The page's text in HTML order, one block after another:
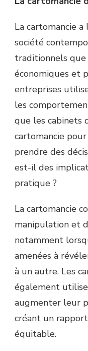
La cartomancie
société
traditionnels que
économiques et
entreprises
les
que les cabinets
cartomancie
prendre des
est-il des
pratique ?
La cartomancie
manipulation et
notamment
amenées à
à un autre. Les
également
augmenter leur
créant un
équitable.